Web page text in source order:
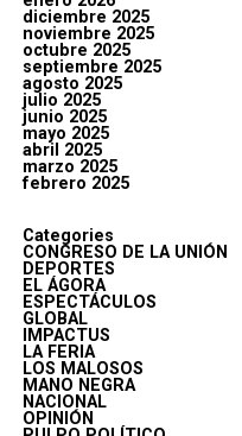
diciembre 2025
noviembre 2025
octubre 2025
septiembre 2025
agosto 2025
julio 2025
junio 2025
mayo 2025
abril 2025
marzo 2025
febrero 2025
Categories
CONGRESO DE LA UNIÓN
DEPORTES
EL ÁGORA
ESPECTÁCULOS
GLOBAL
IMPACTUS
LA FERIA
LOS MALOSOS
MANO NEGRA
NACIONAL
OPINIÓN